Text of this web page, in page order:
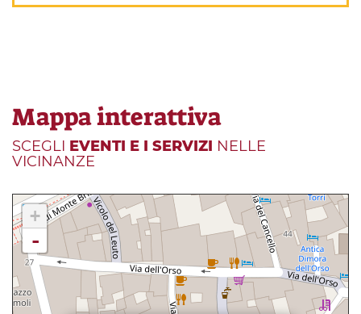
Mappa interattiva
SCEGLI EVENTI E I SERVIZI NELLE
VICINANZE
+
-